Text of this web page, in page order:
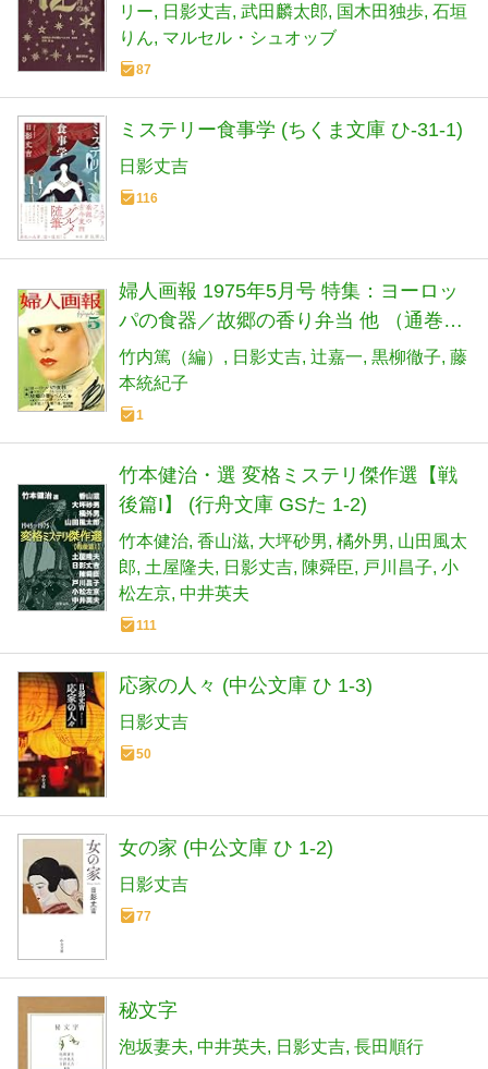
リー
日影丈吉 武田麟太郎 国木田独歩 石垣
りん マルセル・シュオッブ
87
ミステリー食事学 (ちくま文庫 ひ-31-1)
日影丈吉
116
婦人画報 1975年5月号 特集：ヨーロッ
パの食器／故郷の香り弁当 他 （通巻
861号）
竹内篤（編） 日影丈吉 辻嘉一 黒柳徹子 藤
本統紀子
1
竹本健治・選 変格ミステリ傑作選【戦
後篇I】 (行舟文庫 GSた 1-2)
竹本健治 香山滋 大坪砂男 橘外男
山田風太
郎 土屋隆夫 日影丈吉 陳舜臣 戸川昌子 小
松左京 中井英夫
111
応家の人々 (中公文庫 ひ 1-3)
日影丈吉
50
女の家 (中公文庫 ひ 1-2)
日影丈吉
77
秘文字
泡坂妻夫 中井英夫 日影丈吉 長田順行